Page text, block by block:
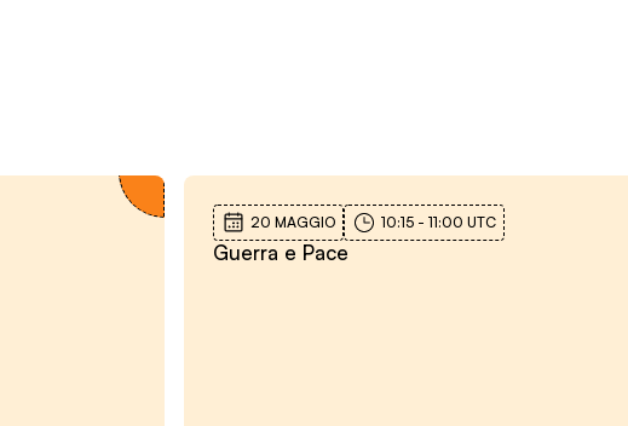
20 MAGGIO 10:15 - 11:00 UTC
Guerra e Pace